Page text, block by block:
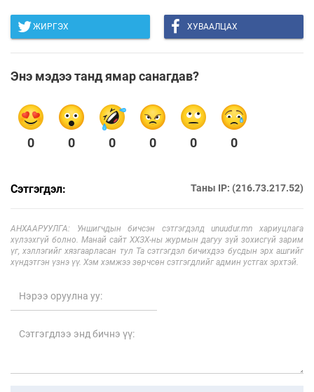
ЖИРГЭХ ХУВААЛЦАХ
Энэ мэдээ танд ямар санагдав?
0 0 0 0 0 0
Сэтгэгдэл: Таны IP: (216.73.217.52)
АНХААРУУЛГА: Уншигчдын бичсэн сэтгэгдэлд unuudur.mn хариуцлага
хүлээхгүй болно. Манай сайт ХХЗХ-ны журмын дагуу зүй зохисгүй зарим
үг, хэллэгийг хязгаарласан тул Та сэтгэгдэл бичихдээ бусдын эрх ашгийг
хүндэтгэн үзнэ үү. Хэм хэмжээ зөрчсөн сэтгэгдлийг админ устгах эрхтэй.